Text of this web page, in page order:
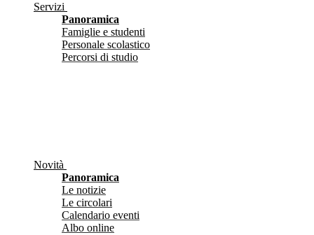
Servizi
Panoramica
Famiglie e studenti
Personale scolastico
Percorsi di studio
Novità
Panoramica
Le notizie
Le circolari
Calendario eventi
Albo online